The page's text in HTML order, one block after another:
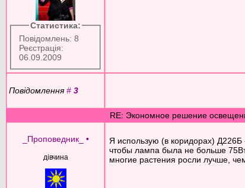
Статистика:
Повідомлень: 8
Реєстрація:
06.09.2009
Повідомлення# 3
RE: Экономное решение
_Проповедник_ •
дівчина
Я использую (в коридорах)
чтобы лампа была не больше
многие растения росли лучше,